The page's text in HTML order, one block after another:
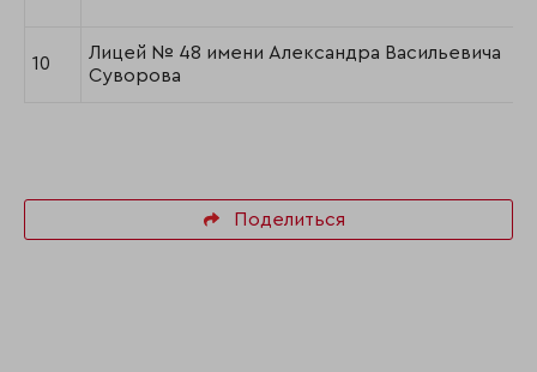
10
Лицей № 48 имени Александра Васильевича
Суворова
Поделиться